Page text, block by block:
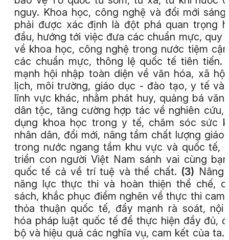
nguy. Khoa học, công nghệ và đổi mới
phải được xác định là đột phá quan trọng
đầu, hướng tới việc đưa các chuẩn mực, quy
về khoa học, công nghệ trong nước tiệm
các chuẩn mực, thông lệ quốc tế tiên tiến.
mạnh hội nhập toàn diện về văn hóa, xã
lịch, môi trường, giáo dục - đào tạo, y tế và
lĩnh vực khác, nhằm phát huy, quảng bá văn
dân tộc, tăng cường hợp tác về nghiên cứu,
dụng khoa học trong y tế, chăm sóc sức
nhân dân, đổi mới, nâng tầm chất lượng giáo
trong nước ngang tầm khu vực và quốc tế,
triển con người Việt Nam sánh vai cùng
quốc tế cả về trí tuệ và thể chất. (3) Nâng
năng lực thực thi và hoàn thiện thể chế,
sách, khắc phục điểm nghẽn về thực thi cam
thỏa thuận quốc tế, đẩy mạnh rà soát, nội
hóa pháp luật quốc tế để thực hiện đầy đủ,
bộ và hiệu quả các nghĩa vụ, cam kết của ta.